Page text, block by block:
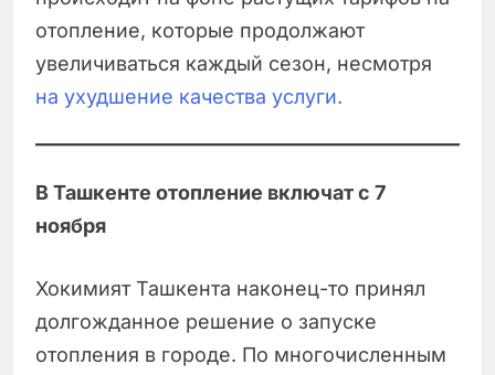
отопление, которые продолжают
увеличиваться каждый сезон, несмотря
на ухудшение качества услуги.
В Ташкенте отопление включат с 7
ноября
Хокимият Ташкента наконец-то принял
долгожданное решение о запуске
отопления в городе. По многочисленным